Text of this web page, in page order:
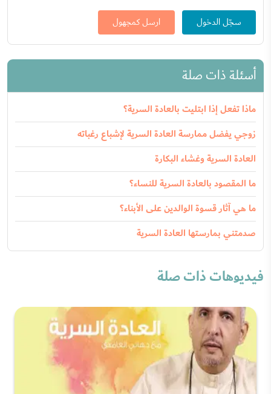
سجّل الدخول ارسل كمجهول
أسئلة ذات صلة
ماذا تفعل إذا ابتليت بالعادة السرية؟
زوجي يفضل ممارسة العادة السرية لإشباع رغباته
العادة السرية وغشاء البكارة
ما المقصود بالعادة السرية للنساء؟
ما هي آثار قسوة الوالدين على الأبناء؟
صدمتني بمارستها العادة السرية
فيديوهات ذات صلة